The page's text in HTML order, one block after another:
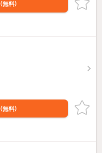
（無料）
（無料）